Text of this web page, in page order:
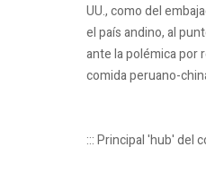
UU., como del
el país andino, al
ante la polémica por
comida peruano-
::: Principal 'hub' del